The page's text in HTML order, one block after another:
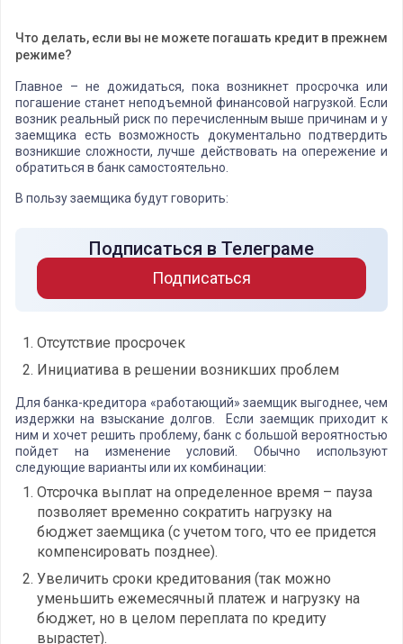
Что делать, если вы не можете погашать кредит в прежнем
режиме?
Главное – не дожидаться, пока возникнет просрочка или
погашение станет неподъемной финансовой нагрузкой. Если
возник реальный риск по перечисленным выше причинам и у
заемщика есть возможность документально подтвердить
возникшие сложности, лучше действовать на опережение и
обратиться в банк самостоятельно.
В пользу заемщика будут говорить:
Подписаться в Телеграме
Подписаться
Отсутствие просрочек
Инициатива в решении возникших проблем
Для банка-кредитора «работающий» заемщик выгоднее, чем
издержки на взыскание долгов. Если заемщик приходит к
ним и хочет решить проблему, банк с большой вероятностью
пойдет на изменение условий. Обычно используют
следующие варианты или их комбинации:
Отсрочка выплат на определенное время – пауза
позволяет временно сократить нагрузку на
бюджет заемщика (с учетом того, что ее придется
компенсировать позднее).
Увеличить сроки кредитования (так можно
уменьшить ежемесячный платеж и нагрузку на
бюджет, но в целом переплата по кредиту
вырастет).